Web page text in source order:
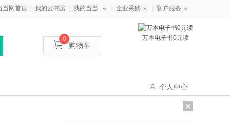
当网首页 我的云书房 我的当当 企业采购 客户服务
万本电子书0元读
购物车
0
个人中心